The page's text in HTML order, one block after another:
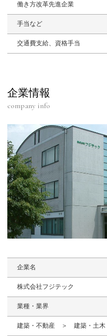
働き方改革先進企業
手当など
交通費支給、資格手当
企業情報
company info
企業名
株式会社フジテック
業種・業界
建築・不動産 ＞ 建築・土木